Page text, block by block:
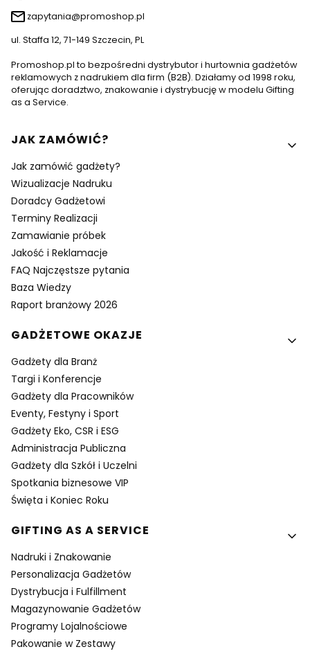
zapytania@promoshop.pl
ul. Staffa 12, 71-149 Szczecin, PL
Promoshop.pl to bezpośredni dystrybutor i hurtownia gadżetów
reklamowych z nadrukiem dla firm (B2B). Działamy od 1998 roku,
oferując doradztwo, znakowanie i dystrybucję w modelu Gifting
as a Service.
Linki w stopce
JAK ZAMÓWIĆ?
Jak zamówić gadżety?
Wizualizacje Nadruku
Doradcy Gadżetowi
Terminy Realizacji
Zamawianie próbek
Jakość i Reklamacje
FAQ Najczęstsze pytania
Baza Wiedzy
Raport branżowy 2026
GADŻETOWE OKAZJE
Gadżety dla Branż
Targi i Konferencje
Gadżety dla Pracowników
Eventy, Festyny i Sport
Gadżety Eko, CSR i ESG
Administracja Publiczna
Gadżety dla Szkół i Uczelni
Spotkania biznesowe VIP
Święta i Koniec Roku
GIFTING AS A SERVICE
Nadruki i Znakowanie
Personalizacja Gadżetów
Dystrybucja i Fulfillment
Magazynowanie Gadżetów
Programy Lojalnościowe
Pakowanie w Zestawy